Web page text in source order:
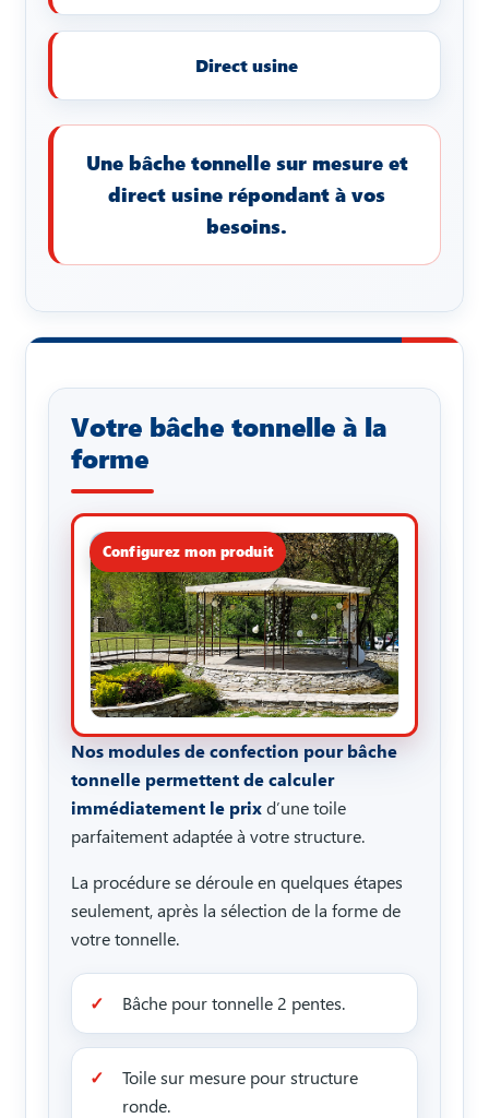
Direct usine
Une bâche tonnelle sur mesure et
direct usine répondant à vos
besoins.
Votre bâche tonnelle à la
forme
Nos modules de confection pour bâche
tonnelle permettent de calculer
immédiatement le prixd’une toile
parfaitement adaptée à votre structure.
La procédure se déroule en quelques étapes
seulement, après la sélection de la forme de
votre tonnelle.
Bâche pour tonnelle 2 pentes.
Toile sur mesure pour structure
ronde.